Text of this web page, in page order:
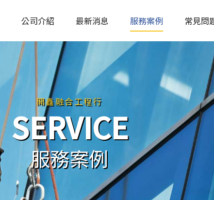
公司介紹 最新消息 服務案例 常見問
開鑫融合工程行
SERVICE
服務案例